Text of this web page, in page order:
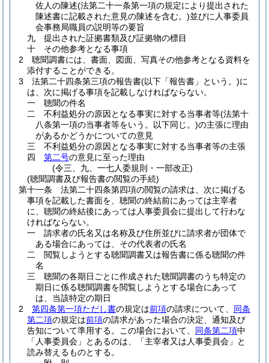
佐人の陳述(法第二十一条第一項の規定により提出された
陳述書に記載された意見の陳述を含む。)並びに人事委員
会事務局職員の説明等の要旨
九
提出された証拠書類及び証拠物の標目
十
その他参考となる事項
2
聴聞調書には、書面、図面、写真その他参考となる資料を
添付することができる。
3
法第二十四条第三項の報告書(以下「報告書」という。)に
は、次に掲げる事項を記載しなければならない。
一
聴聞の件名
二
不利益処分の原因となる事実に対する当事者等(法第十
八条第一項の当事者等をいう。以下同じ。)の主張に理由
があるかどうかについての意見
三
不利益処分の原因となる事実に対する当事者等の主張
四
第二号の意見に至った理由
(令三、九、一七人委規則・一部改正)
(聴聞調書及び報告書の閲覧の手続)
第十一条
法第二十四条第四項の閲覧の請求は、次に掲げる
事項を記載した書面を、聴聞の終結前にあっては主宰者
に、聴聞の終結後にあっては人事委員会に提出して行わな
ければならない。
一
請求者の氏名又は名称及び住所並びに請求者が団体で
ある場合にあっては、その代表者の氏名
二
閲覧しようとする聴聞調書又は報告書に係る聴聞の件
名
三
聴聞の各期日ごとに作成された聴聞調書のうち特定の
期日に係る聴聞調書を閲覧しようとする場合にあって
は、当該特定の期日
2
第四条第一項ただし書の規定は前項の請求について、 同条
第二項の規定は前項の請求があった場合の決定、通知及び
告知について準用する。
この場合において、 同条第二項中
「人事委員会」とあるのは、「主宰者又は人事委員会」と
読み替えるものとする。